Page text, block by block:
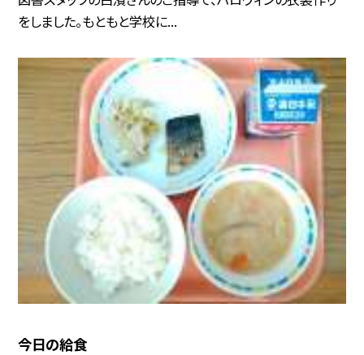
をしました。もともと学校に...
今日の給食